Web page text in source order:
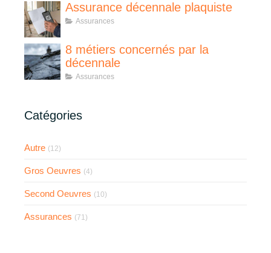
Assurance décennale plaquiste
Assurances
8 métiers concernés par la
décennale
Assurances
Catégories
Autre (12)
Gros Oeuvres (4)
Second Oeuvres (10)
Assurances (71)